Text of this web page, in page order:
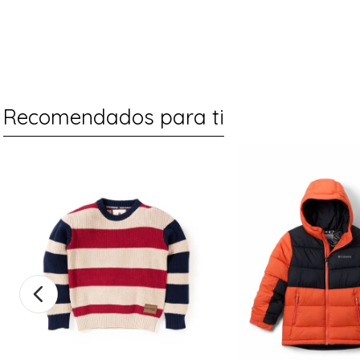
Recomendados para ti